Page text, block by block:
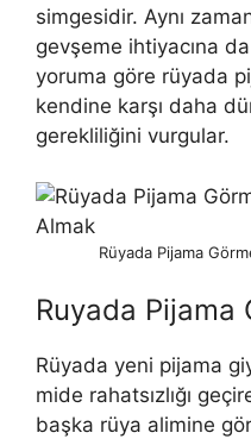
simgesidir. Aynı
gevşeme ihtiyacına
yoruma göre rüyada
kendine karşı daha
gerekliliğini vurgular.
Rüyada Pijama
Ruyada Pijama
Rüyada yeni pijama
mide rahatsızlığı
başka rüya alimine